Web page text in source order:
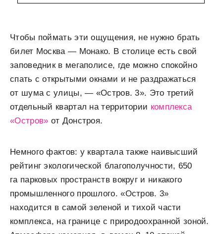
Чтобы поймать эти ощущения, не нужно брать
билет Москва — Монако. В столице есть свой
заповедник в мегаполисе, где можно спокойно
спать с открытыми окнами и не раздражаться
от шума с улицы, — «Остров. 3». Это третий
отдельный квартал на территории комплекса
«Остров» от Донстроя.
Немного фактов: у квартала также наивысший
рейтинг экологической благополучности, 650
га парковых пространств вокруг и никакого
промышленного прошлого. «Остров. 3»
находится в самой зеленой и тихой части
комплекса, на границе с природоохранной зоной.